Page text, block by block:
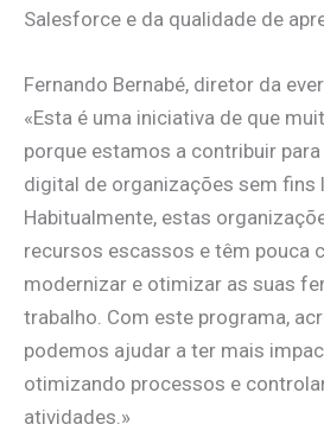
Salesforce e da qualidade de
Fernando Bernabé, diretor da
«Esta é uma iniciativa de que
porque estamos a contribuir
digital de organizações sem fins
Habitualmente, estas
recursos escassos e têm pouca
modernizar e otimizar as suas
trabalho. Com este programa,
podemos ajudar a ter mais
otimizando processos e
atividades.»